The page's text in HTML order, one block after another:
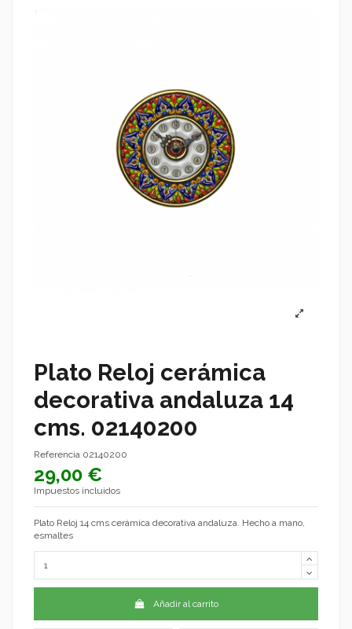
Plato Reloj cerámica
decorativa andaluza 14
cms. 02140200
Referencia 02140200
29,00 €
Impuestos incluidos
Plato Reloj 14 cms cerámica decorativa andaluza. Hecho a mano,
esmaltes
Añadir al carrito